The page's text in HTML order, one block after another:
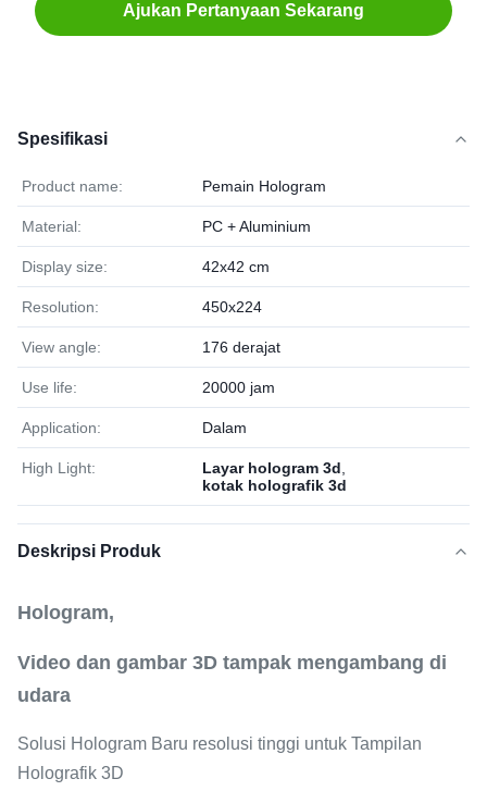
Ajukan Pertanyaan Sekarang
Spesifikasi
Product name: Pemain Hologram
Material: PC + Aluminium
Display size: 42x42 cm
Resolution: 450x224
View angle: 176 derajat
Use life: 20000 jam
Application: Dalam
High Light: Layar hologram 3d
kotak holografik 3d
Deskripsi Produk
Hologram,
Video dan gambar 3D tampak mengambang di
udara
Solusi Hologram Baru resolusi tinggi untuk Tampilan
Holografik 3D